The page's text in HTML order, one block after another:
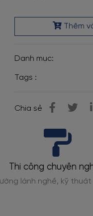
Thêm
Danh mục:
Tags :
Chia sẻ
Thi công chuyên
lành nghề, kỹ